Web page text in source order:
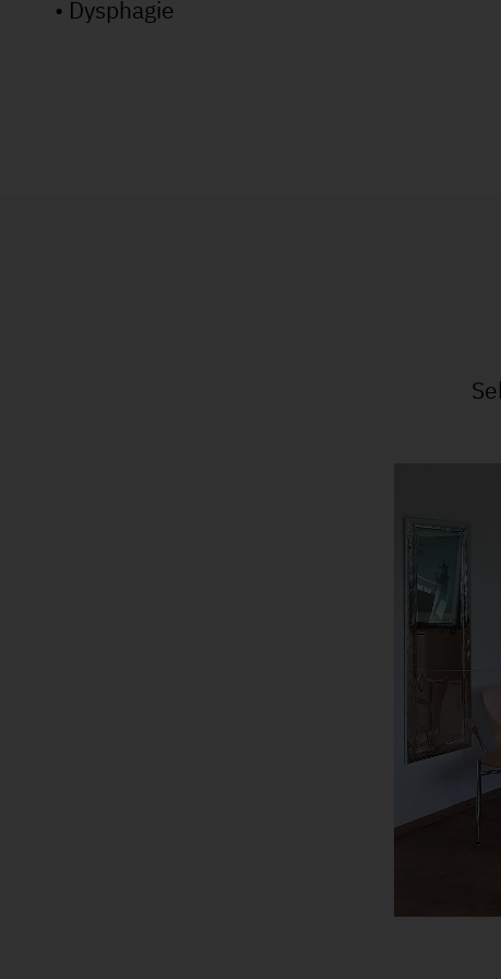
• Dysphagie